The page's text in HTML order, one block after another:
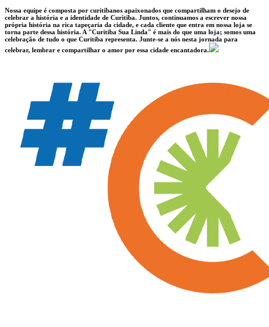
Nossa equipe é composta por curitibanos apaixonados que compartilham o desejo de
celebrar a história e a identidade de Curitiba. Juntos, continuamos a escrever nossa
própria história na rica tapeçaria da cidade, e cada cliente que entra em nossa loja se
torna parte dessa história. A "Curitiba Sua Linda" é mais do que uma loja; somos uma
celebração de tudo o que Curitiba representa. Junte-se a nós nesta jornada para
celebrar, lembrar e compartilhar o amor por essa cidade encantadora.